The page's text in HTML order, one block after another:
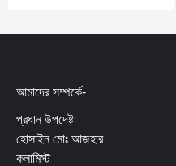
আমাদের সম্পর্কে-
প্রধান উপদেষ্টা
হোসাইন মোঃ আজহার
কলামিস্ট